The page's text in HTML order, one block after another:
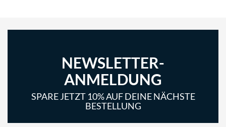
NEWSLETTER-
ANMELDUNG
SPARE JETZT 10% AUF DEINE NÄCHSTE
BESTELLUNG